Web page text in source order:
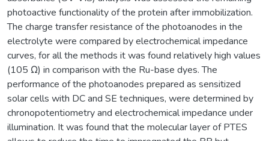
photoactive functionality of the protein after immobilization.
The charge transfer resistance of the photoanodes in the
electrolyte were compared by electrochemical impedance
curves, for all the methods it was found relatively high values
(105 Ω) in comparison with the Ru-base dyes. The
performance of the photoanodes prepared as sensitized
solar cells with DC and SE techniques, were determined by
chronopotentiometry and electrochemical impedance under
illumination. It was found that the molecular layer of PTES